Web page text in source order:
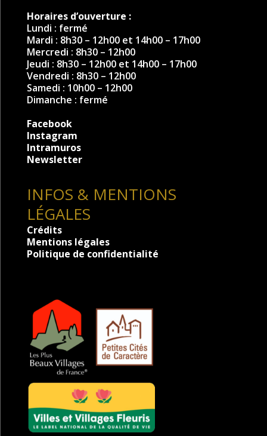
Horaires d’ouverture :
Lundi : fermé
Mardi : 8h30 – 12h00 et 14h00 – 17h00
Mercredi : 8h30 – 12h00
Jeudi : 8h30 – 12h00 et 14h00 – 17h00
Vendredi : 8h30 – 12h00
Samedi : 10h00 – 12h00
Dimanche : fermé
Facebook
Instagram
Intramuros
Newsletter
INFOS & MENTIONS
LÉGALES
Crédits
Mentions légales
Politique de confidentialité